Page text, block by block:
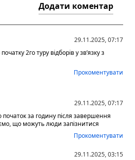
Додати коментар
29.11.2025, 07:17
2го туру відборів у звʼязку з
Прокоментувати
29.11.2025, 07:17
за годину після завершення
що можуть люди запізнитися
Прокоментувати
29.11.2025, 03:15